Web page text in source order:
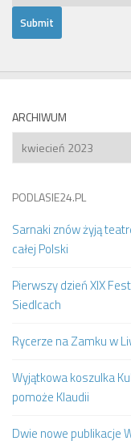
ARCHIWUM
Archiwum
PODLASIE24.PL
Sarnaki znów żyją
całej Polski
Pierwszy dzień XIX
Siedlcach
Rycerze na Zamku w
Wyjątkowa koszulka
pomoże Klaudii
Dwie nowe publikacje